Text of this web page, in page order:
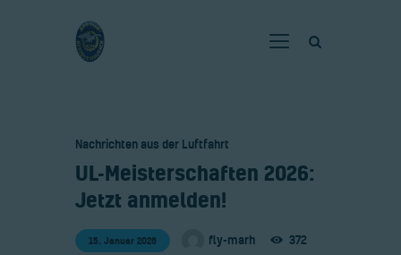
Fliegen
Gaststätte
Nachrichten aus der Luftfahrt
​UL-Meisterschaften 2026:
Jetzt anmelden!
15. Januar 2026 fly-marh 372